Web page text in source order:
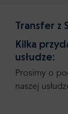
Transfer z
Kilka
usłudze:
Prosimy o
naszej